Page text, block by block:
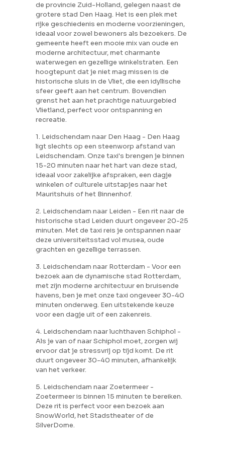
de provincie Zuid-Holland, gelegen naast de
grotere stad Den Haag. Het is een plek met
rijke geschiedenis en moderne voorzieningen,
ideaal voor zowel bewoners als bezoekers. De
gemeente heeft een mooie mix van oude en
moderne architectuur, met charmante
waterwegen en gezellige winkelstraten. Een
hoogtepunt dat je niet mag missen is de
historische sluis in de Vliet, die een idyllische
sfeer geeft aan het centrum. Bovendien
grenst het aan het prachtige natuurgebied
Vlietland, perfect voor ontspanning en
recreatie.
1. Leidschendam naar Den Haag - Den Haag
ligt slechts op een steenworp afstand van
Leidschendam. Onze taxi's brengen je binnen
15-20 minuten naar het hart van deze stad,
ideaal voor zakelijke afspraken, een dagje
winkelen of culturele uitstapjes naar het
Mauritshuis of het Binnenhof.
2. Leidschendam naar Leiden - Een rit naar de
historische stad Leiden duurt ongeveer 20-25
minuten. Met de taxi reis je ontspannen naar
deze universiteitsstad vol musea, oude
grachten en gezellige terrassen.
3. Leidschendam naar Rotterdam - Voor een
bezoek aan de dynamische stad Rotterdam,
met zijn moderne architectuur en bruisende
havens, ben je met onze taxi ongeveer 30-40
minuten onderweg. Een uitstekende keuze
voor een dagje uit of een zakenreis.
4. Leidschendam naar luchthaven Schiphol -
Als je van of naar Schiphol moet, zorgen wij
ervoor dat je stressvrij op tijd komt. De rit
duurt ongeveer 30-40 minuten, afhankelijk
van het verkeer.
5. Leidschendam naar Zoetermeer -
Zoetermeer is binnen 15 minuten te bereiken.
Deze rit is perfect voor een bezoek aan
SnowWorld, het Stadstheater of de
SilverDome.